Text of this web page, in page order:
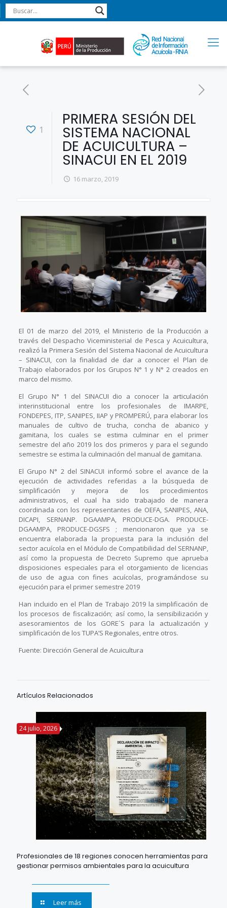
1
PRIMERA SESIÓN DEL
SISTEMA NACIONAL
DE ACUICULTURA –
SINACUI EN EL 2019
16 marzo, 2019
El 01 de marzo del 2019, el Ministerio de la Producción a
través del Despacho Viceministerial de Pesca y Acuicultura,
realizó la Primera Sesión del Sistema Nacional de Acuicultura
– SINACUI, con la finalidad de dar a conocer el Plan de
Trabajo elaborados por los Grupos N° 1 y N° 2 creados en
marco del mismo.
El Grupo N° 1 del SINACUI dio a conocer la articulación
interinstitucional entre los profesionales de IMARPE,
FONDEPES, ITP, SANIPES, IIAP y PROMPERÚ, para elaborar los
manuales de cultivo de trucha, concha de abanico y
gamitana, los cuales se estima culminar en el primer
semestre del año 2019 los dos primeros y para el segundo
semestre se estima la culminación del manual de gamitana.
El Grupo N° 2 del SINACUI informó sobre el avance de la
ejecución de actividades referidas a la búsqueda de
simplificación y mejora de los procedimientos
administrativos, el cual ha sido trabajado de manera
coordinada con los representantes de OEFA, SANIPES, ANA,
DICAPI, SERNANP. DGAAMPA, PRODUCE-DGA. PRODUCE-
DGAAMPA, PRODUCE-DGSFS ; mencionaron que ya se
encuentra elaborada la propuesta para la inclusión del
sector acuícola en el Módulo de Compatibilidad del SERNANP,
así como la propuesta de Decreto Supremo que aprueba
disposiciones especiales para el otorgamiento de licencias
de uso de agua con fines acuícolas, programándose su
ejecución para el primer semestre 2019
Han incluido en el Plan de Trabajo 2019 la simplificación de
los procesos de fiscalización; así como, la sensibilización y
asesoramientos de los GORE´S para la actualización y
simplificación de los TUPA’S Regionales, entre otros.
Fuente: Dirección General de Acuicultura
Artículos Relacionados
24 julio, 2026
Profesionales de 18 regiones conocen herramientas para
gestionar permisos ambientales para la acuicultura
Leer más